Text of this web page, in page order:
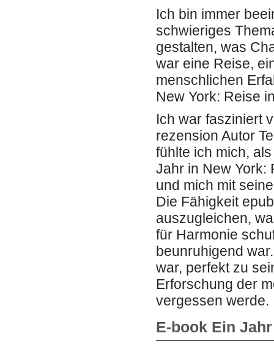
Ich bin immer
schwieriges
gestalten, was
war eine Reise,
menschlichen
New York: Reise
Ich war fasziniert
rezension Autor
fühlte ich mich,
Jahr in New York:
und mich mit
Die Fähigkeit
auszugleichen,
für Harmonie
beunruhigend
war, perfekt zu
Erforschung der
vergessen werde.
E-book Ein